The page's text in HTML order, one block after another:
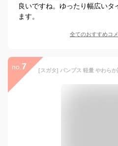
良いですね。ゆったり幅広いタ
ます。
全てのおすすめコ
no. 7